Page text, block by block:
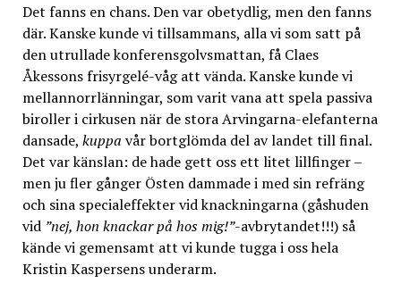
Det fanns en chans. Den var obetydlig, men den fanns
där. Kanske kunde vi tillsammans, alla vi som satt på
den utrullade konferensgolvsmattan, få Claes
Åkessons frisyrgelé-våg att vända. Kanske kunde vi
mellannorrlänningar, som varit vana att spela passiva
biroller i cirkusen när de stora Arvingarna-elefanterna
dansade, kuppa vår bortglömda del av landet till final.
Det var känslan: de hade gett oss ett litet lillfinger –
men ju fler gånger Östen dammade i med sin refräng
och sina specialeffekter vid knackningarna (gåshuden
vid ”nej, hon knackar på hos mig!”-avbrytandet!!!) så
kände vi gemensamt att vi kunde tugga i oss hela
Kristin Kaspersens underarm.